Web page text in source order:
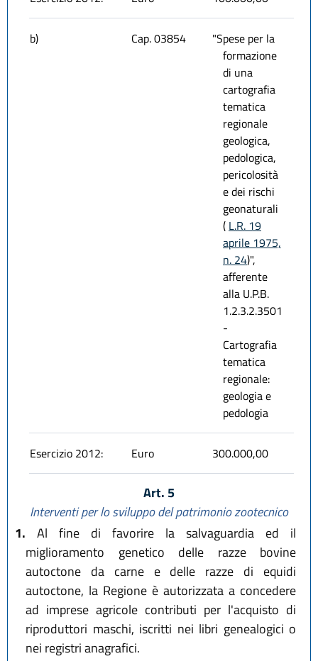
b) Cap. 03854
"Spese per la
formazione
di una
cartografia
tematica
regionale
geologica,
pedologica,
pericolosità
e dei rischi
geonaturali
( L.R. 19
aprile 1975,
n. 24)",
afferente
alla U.P.B.
1.2.3.2.3501
-
Cartografia
tematica
regionale:
geologia e
pedologia
Esercizio 2012: Euro 300.000,00
Art. 5
Interventi per lo sviluppo del patrimonio zootecnico
1. Al fine di favorire la salvaguardia ed il
miglioramento genetico delle razze bovine
autoctone da carne e delle razze di equidi
autoctone, la Regione è autorizzata a concedere
ad imprese agricole contributi per l'acquisto di
riproduttori maschi, iscritti nei libri genealogici o
nei registri anagrafici.